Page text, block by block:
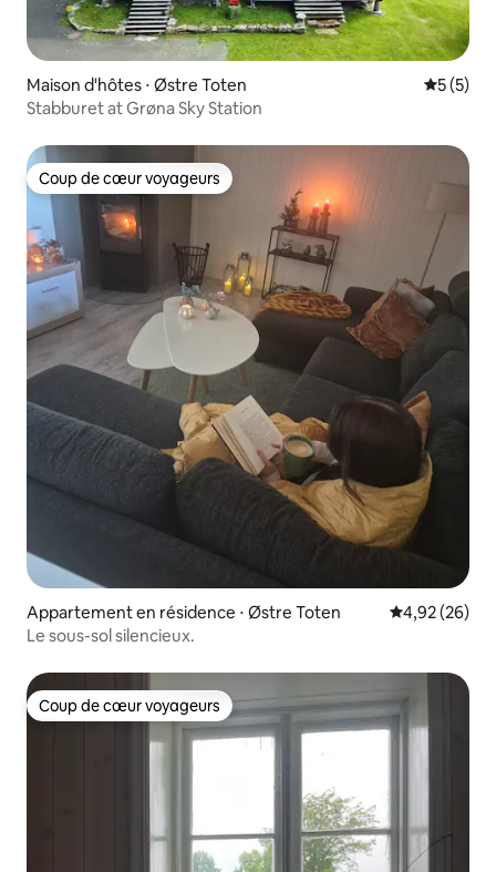
Maison d'hôtes ⋅ Østre Toten
5 (5)
Stabburet at Grøna Sky Station
Coup de cœur voyageurs
Coup de cœur voyageurs
Appartement en résidence ⋅ Østre Toten Évaluation
4,92 (26)
Le sous-sol silencieux.
Coup de cœur voyageurs
Coup de cœur voyageurs